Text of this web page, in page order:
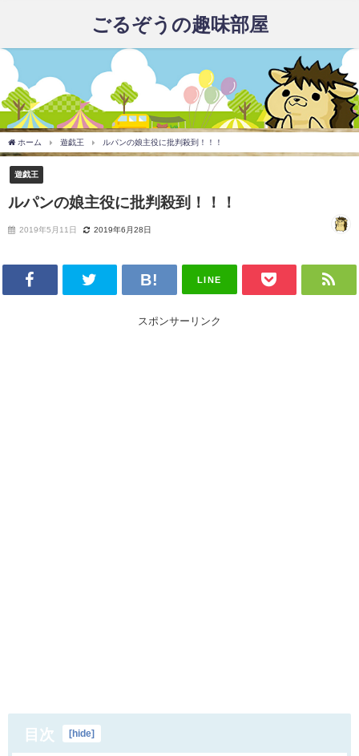
ごるぞうの趣味部屋
ホーム 遊戯王 ルパンの娘主役に批判殺到！！！
遊戯王
ルパンの娘主役に批判殺到！！！
2019年5月11日 2019年6月28日
LINE
スポンサーリンク
目次 [hide]